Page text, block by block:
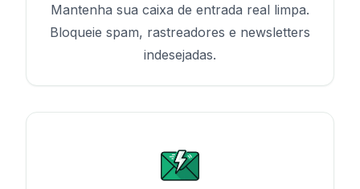
Mantenha sua caixa de entrada real limpa.
Bloqueie spam, rastreadores e newsletters
indesejadas.